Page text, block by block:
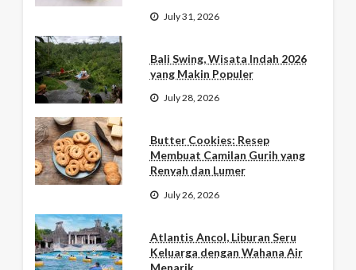
July 31, 2026
Bali Swing, Wisata Indah 2026
yang Makin Populer
July 28, 2026
Butter Cookies: Resep
Membuat Camilan Gurih yang
Renyah dan Lumer
July 26, 2026
Atlantis Ancol, Liburan Seru
Keluarga dengan Wahana Air
Menarik